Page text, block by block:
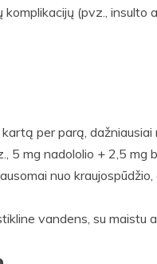
(pvz., insulto
per parą, dažniausiai
5 mg nadololio + 2,5 mg
nuo
vandens, su maistu